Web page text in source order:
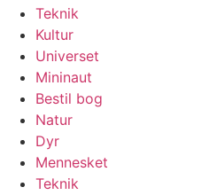
Teknik
Kultur
Universet
Mininaut
Bestil bog
Natur
Dyr
Mennesket
Teknik